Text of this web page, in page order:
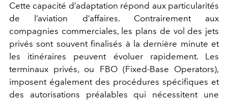
Cette capacité d’adaptation répond aux particularités
de l’aviation d’affaires. Contrairement aux
compagnies commerciales, les plans de vol des jets
privés sont souvent finalisés à la dernière minute et
les itinéraires peuvent évoluer rapidement. Les
terminaux privés, ou FBO (Fixed-Base Operators),
imposent également des procédures spécifiques et
des autorisations préalables qui nécessitent une